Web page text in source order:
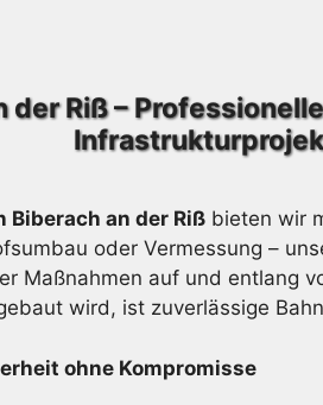
Riß –
an der Riß bieten wir
oder Vermessung –
Maßnahmen auf und entlang
wird, ist zuverlässige
ohne Kompromisse